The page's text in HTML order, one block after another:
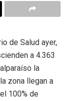
de Salud ayer,
a 4.363
la
zona llegan a
100% de